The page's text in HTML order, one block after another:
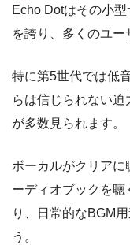
Echo Dotはその小
を誇り、多くのユー
特に第5世代では低
らは信じられない
が多数見られます。
ボーカルがクリア
ーディオブックを
り、日常的なBGM
う。